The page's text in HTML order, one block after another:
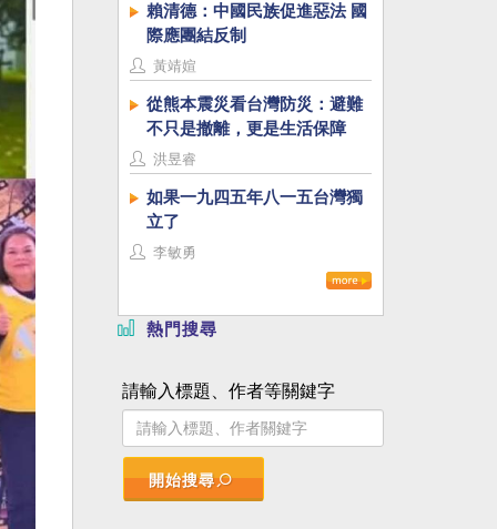
賴清德：中國民族促進惡法 國
際應團結反制
黃靖媗
從熊本震災看台灣防災：避難
不只是撤離，更是生活保障
洪昱睿
如果一九四五年八一五台灣獨
立了
李敏勇
熱門搜尋
請輸入標題、作者等關鍵字
開始搜尋